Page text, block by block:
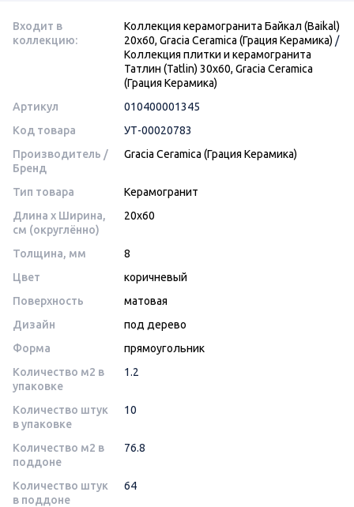
Входит в
коллекцию:
Коллекция керамогранита Байкал (Baikal)
20х60, Gracia Ceramica (Грация Керамика) /
Коллекция плитки и керамогранита
Татлин (Tatlin) 30х60, Gracia Ceramica
(Грация Керамика)
Артикул
010400001345
Код товара
УТ-00020783
Производитель /
Бренд
Gracia Ceramica (Грация Керамика)
Тип товара
Керамогранит
Длина x Ширина,
см (округлённо)
20x60
Толщина, мм
8
Цвет
коричневый
Поверхность
матовая
Дизайн
под дерево
Форма
прямоугольник
Количество м2 в
упаковке
1.2
Количество штук
в упаковке
10
Количество м2 в
поддоне
76.8
Количество штук
в поддоне
64